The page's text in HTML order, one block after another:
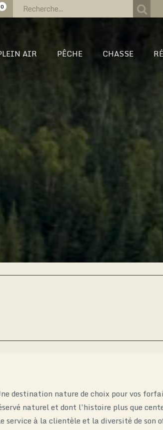
0
AIR PÊCHE CHASSE
destination nature de choix pour vos
naturel et dont l’histoire plus que
à la clientèle et la diversité de son